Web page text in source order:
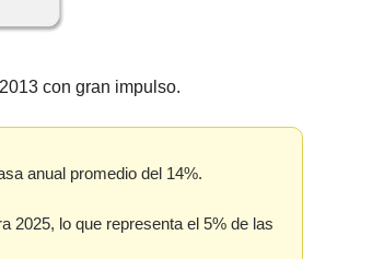
con gran impulso.
anual promedio del 14%.
2025, lo que representa el 5% de las